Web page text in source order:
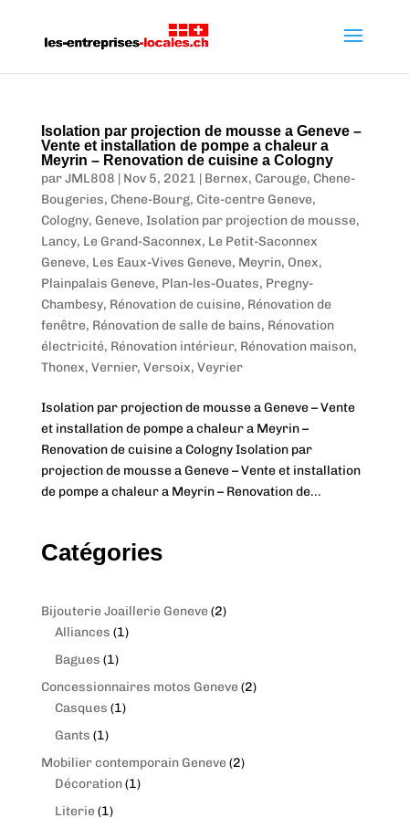
Isolation par projection de mousse a Geneve –
Vente et installation de pompe a chaleur a
Meyrin – Renovation de cuisine a Cologny
parJML808 | Nov 5, 2021 | Bernex, Carouge, Chene-
Bougeries, Chene-Bourg, Cite-centre Geneve,
Cologny, Geneve, Isolation par projection de mousse,
Lancy, Le Grand-Saconnex, Le Petit-Saconnex
Geneve, Les Eaux-Vives Geneve, Meyrin, Onex,
Plainpalais Geneve, Plan-les-Ouates, Pregny-
Chambesy, Rénovation de cuisine, Rénovation de
fenêtre, Rénovation de salle de bains, Rénovation
électricité, Rénovation intérieur, Rénovation maison,
Thonex, Vernier, Versoix, Veyrier
Isolation par projection de mousse a Geneve – Vente
et installation de pompe a chaleur a Meyrin –
Renovation de cuisine a Cologny Isolation par
projection de mousse a Geneve – Vente et installation
de pompe a chaleur a Meyrin – Renovation de...
Catégories
Bijouterie Joaillerie Geneve 22
d
t
Alliances 11
o
d
c
t
Bagues 11
r
u
c
Concessionnaires motos Geneve 22
Casques 11
o
d
Gants 11
r
Mobilier contemporain Geneve 22
Décoration 11
Literie 11